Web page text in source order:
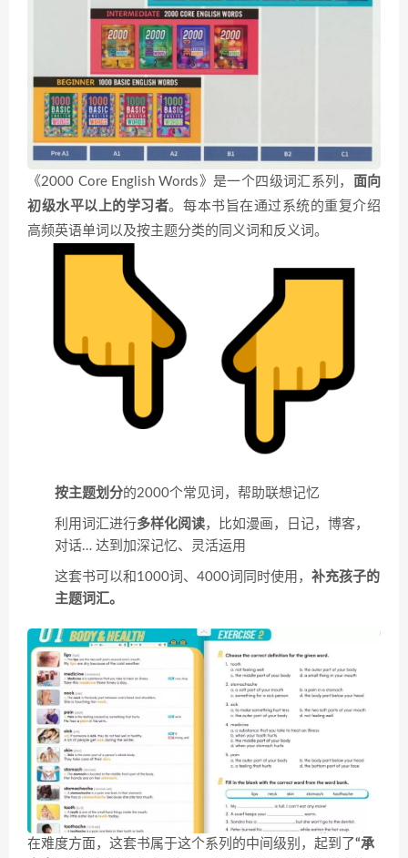
《2000 Core English Words》是一个四级词汇系列， 面向
初级水平以上的学习者。每本书旨在通过系统的重复介绍
高频英语单词以及按主题分类的同义词和反义词。
按主题划分的2000个常见词，帮助联想记忆
利用词汇进行多样化阅读，比如漫画，日记，博客，
对话… 达到加深记忆、灵活运用
这套书可以和1000词、4000词同时使用， 补充孩子的
主题词汇。
在难度方面，这套书属于这个系列的中间级别，起到了 “承